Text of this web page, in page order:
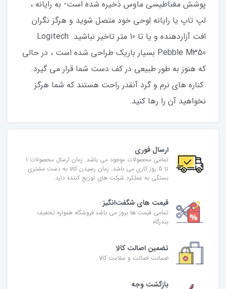
پوشش مغناطیسی ماوس ذخیره شده است- به رایانه ،
لپ تاپ یا رایانه لوحی خود متصل شوید و هرگز نگران
افت آزاردهنده و یا تا 10 متر تاخیر نباشید. Logitech
Pebble M350 بسیار باریک طراحی شده است ، در حالی
که هنوز به طور طبیعی در کف دست شما قرار می گیرد.
کناره های نرم و گرد آنقدر راحت هستند که شما هرگز
نخواهید آن را رها کنید.
ارسال فوری
تمامی محصولات موجود می باشد. زمان ارسال محصولات 1
تا 5 روز کاری می باشد. زمان رسیدن کالا به دست مشتری
بستگی به عملکرد شرکت های توزیع کننده دارد.
قیمت های شگفت‌انگیز
تمامی قیمت ها بروز می باشد.فروشگاه همواره تخفیف
بندرگاه
تضمین اصالت کالا
ضمانت اصالت و سلامت کالا
بازگشت وجه